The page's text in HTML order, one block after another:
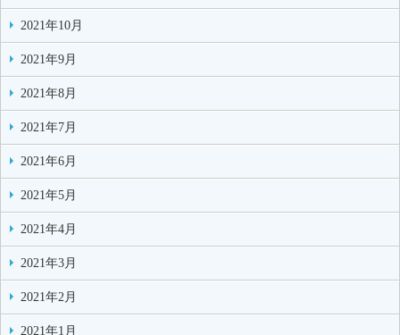
2021年10月
2021年9月
2021年8月
2021年7月
2021年6月
2021年5月
2021年4月
2021年3月
2021年2月
2021年1月